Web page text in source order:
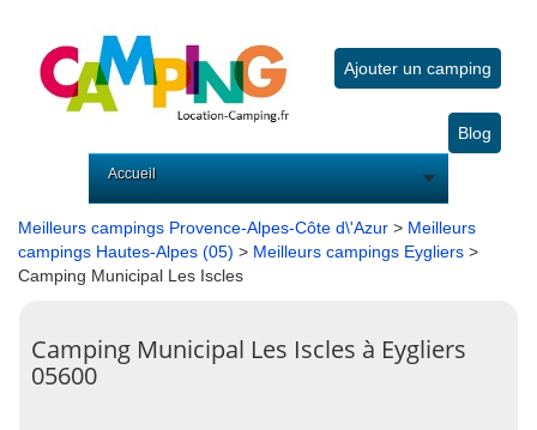
Ajouter un camping
Blog
Accueil
Meilleurs campings Provence-Alpes-Côte d\'Azur > Meilleurs
campings Hautes-Alpes (05) > Meilleurs campings Eygliers >
Camping Municipal Les Iscles
Camping Municipal Les Iscles à Eygliers
05600